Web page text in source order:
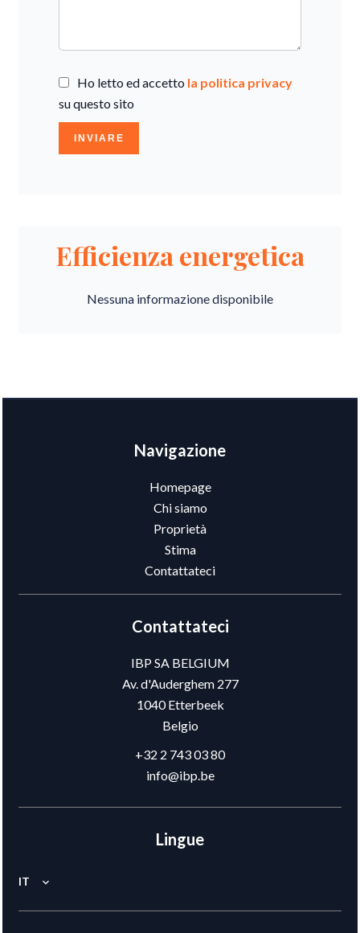
Ho letto ed accetto la politica privacy
su questo sito
INVIARE
Efficienza energetica
Nessuna informazione disponibile
Navigazione
Homepage
Chi siamo
Proprietà
Stima
Contattateci
Contattateci
IBP SA BELGIUM
Av. d'Auderghem 277
1040Etterbeek
Belgio
+32 2 743 03 80
info@ibp.be
Lingue
IT